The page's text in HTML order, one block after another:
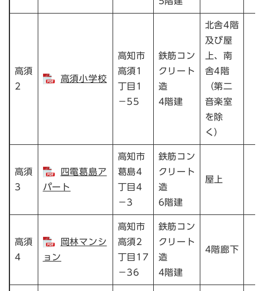
高須
2
高須小学校
高知市
高須1
丁目1
－55
鉄筋コン
クリート
造
4階建
北舎4階
及び屋
上、南
舎4階
（第二
音楽室
を除
く）
高須
3
四電葛島ア
パート
高知市
葛島4
丁目4
－3
鉄筋コン
クリート
造
6階建
屋上
高須
4
岡林マンシ
ョン
高知市
高須2
丁目17
－36
鉄筋コン
クリート
造
4階建
4階廊下